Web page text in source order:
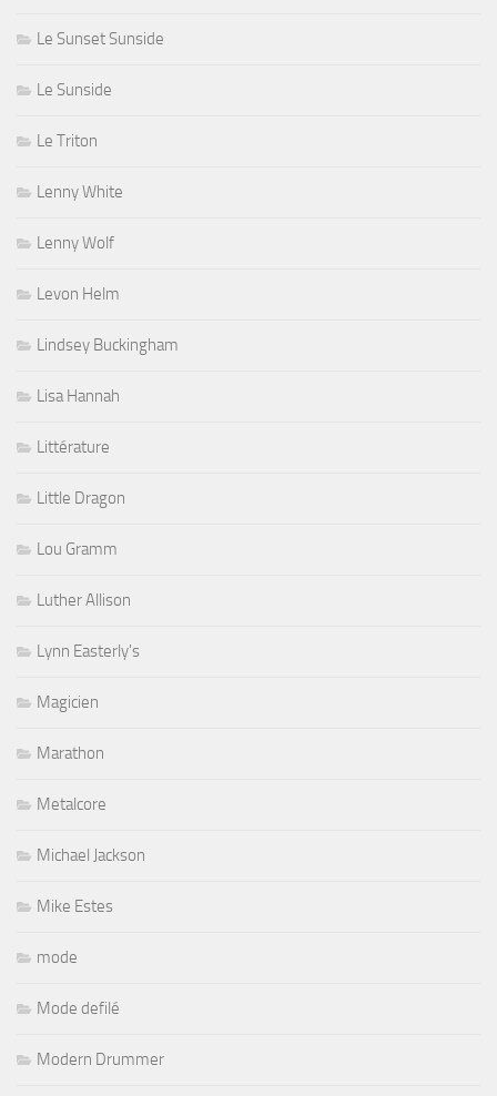
Le Sunset Sunside
Le Sunside
Le Triton
Lenny White
Lenny Wolf
Levon Helm
Lindsey Buckingham
Lisa Hannah
Littérature
Little Dragon
Lou Gramm
Luther Allison
Lynn Easterly's
Magicien
Marathon
Metalcore
Michael Jackson
Mike Estes
mode
Mode defilé
Modern Drummer